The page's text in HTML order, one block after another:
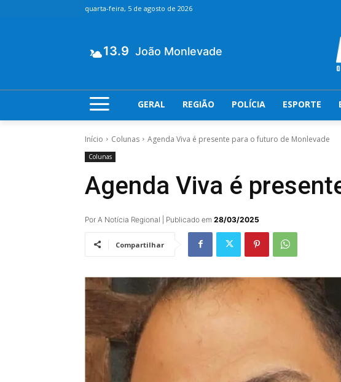
quarta-feira, 5 de agosto de 2026
13.9 João Monlevade
GERAL REGIÃO POLÍCIA ESPORTE
Início Colunas Agenda Viva é presente para o futuro de Monlevade
Colunas
Agenda Viva é
Por A Notícia Regional | Publicado em 28/03/2025
Compartilhar